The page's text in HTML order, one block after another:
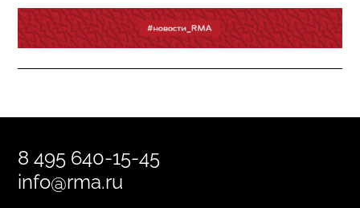
8 495 640-15-45
info@rma.ru